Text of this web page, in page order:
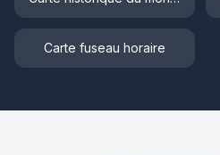
Carte fuseau horaire